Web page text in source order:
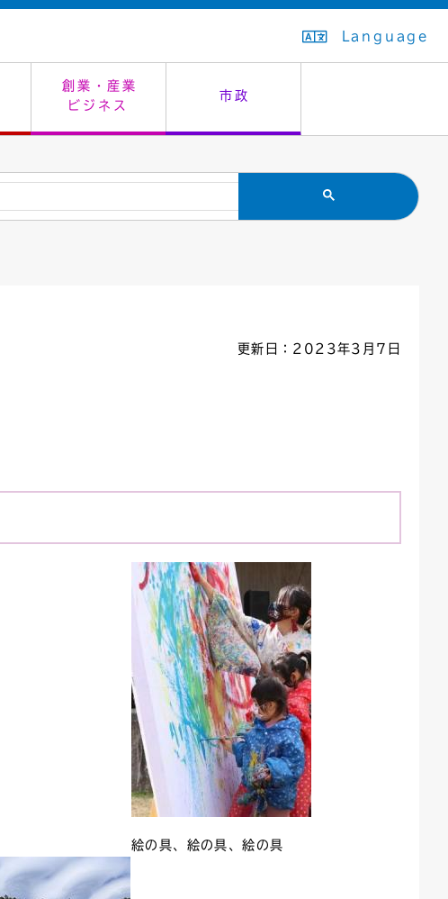
Language
創業・産業
ビジネス
市政
生活排水
市民安全
教育委員会
入学式・卒業式
救急・夜間診療
感染症
施設予約（まつぼっくり）
はたちの集い
指定管理者制度
公共事業の技術監理
議会
オープンデータ
更新日：2023年3月7日
絵の具、絵の具、絵の具